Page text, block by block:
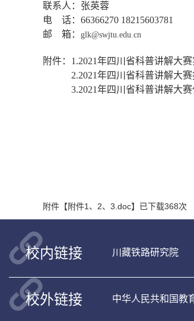
联系人：张英蓉
电 话： 66366270 18215603781
邮 箱： glk@swjtu.edu.cn
附件： 1.2021年四川省科普讲解大
2.2021年四川省科普讲解大赛
3.2021年四川省科普讲解大
附件【附件1、2、3.doc】已下载368次
校内链接 川藏铁路研究院
校外链接 中华人民共和国教